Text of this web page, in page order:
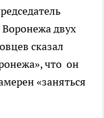
двух
сказал
что он
«заняться